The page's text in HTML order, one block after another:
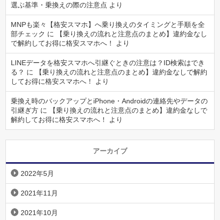
選ぶ基準・乗換えの際の注意点 より
MNPも楽々【格安スマホ】へ乗り換えのタイミングと手順を全
部チェック に
【乗り換えの流れと注意点のまとめ】違約金なし
で解約してお得に格安スマホへ！
より
LINEデータを格安スマホへ引継ぐときの注意は？ID検索はでき
る？ に
【乗り換えの流れと注意点のまとめ】違約金なしで解約
してお得に格安スマホへ！
より
乗換え時のバックアップとiPhone・Androidの連絡先やデータの
引継ぎ方 に
【乗り換えの流れと注意点のまとめ】違約金なしで
解約してお得に格安スマホへ！
より
アーカイブ
2022年5月
2021年11月
2021年10月